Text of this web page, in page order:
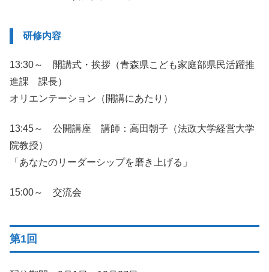
研修内容
13:30～ 開講式・挨拶（青森県こども家庭部県民活躍推
進課 課長）
オリエンテーション（開講にあたり）
13:45～ 公開講座 講師：高田朝子（法政大学経営大学
院教授）
「あなたのリーダーシップを磨き上げる」
15:00～ 交流会
第1回